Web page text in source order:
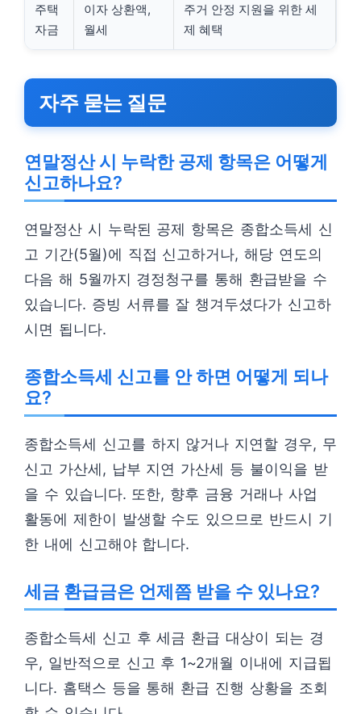
주택
자금
이자 상환액,
월세
주거 안정 지원을 위한 세
제 혜택
자주 묻는 질문
연말정산 시 누락한 공제 항목은 어떻게
신고하나요?
연말정산 시 누락된 공제 항목은 종합소득세 신
고 기간(5월)에 직접 신고하거나, 해당 연도의
다음 해 5월까지 경정청구를 통해 환급받을 수
있습니다. 증빙 서류를 잘 챙겨두셨다가 신고하
시면 됩니다.
종합소득세 신고를 안 하면 어떻게 되나
요?
종합소득세 신고를 하지 않거나 지연할 경우, 무
신고 가산세, 납부 지연 가산세 등 불이익을 받
을 수 있습니다. 또한, 향후 금융 거래나 사업
활동에 제한이 발생할 수도 있으므로 반드시 기
한 내에 신고해야 합니다.
세금 환급금은 언제쯤 받을 수 있나요?
종합소득세 신고 후 세금 환급 대상이 되는 경
우, 일반적으로 신고 후 1~2개월 이내에 지급됩
니다. 홈택스 등을 통해 환급 진행 상황을 조회